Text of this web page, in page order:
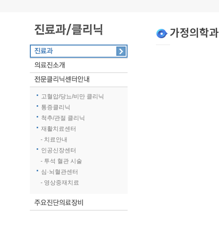
고혈압/당뇨/비만 클리닉
통증클리닉
척추/관절 클리닉
재활치료센터
- 치료안내
인공신장센터
- 투석 혈관 시술
심·뇌혈관센터
- 영상중재치료